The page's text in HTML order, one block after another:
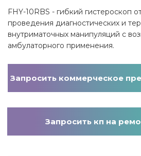
FHY-10RBS - гибкий гистероскоп
проведения диагностических и
внутриматочных манипуляций с
амбулаторного применения.
Запросить коммерческое
Запросить кп на